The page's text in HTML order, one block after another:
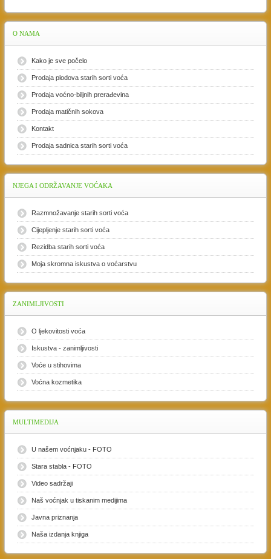
O NAMA
Kako je sve počelo
Prodaja plodova starih sorti voća
Prodaja voćno-biljnih prerađevina
Prodaja matičnih sokova
Kontakt
Prodaja sadnica starih sorti voća
NJEGA I ODRŽAVANJE VOĆAKA
Razmnožavanje starih sorti voća
Cijepljenje starih sorti voća
Rezidba starih sorti voća
Moja skromna iskustva o voćarstvu
ZANIMLJIVOSTI
O ljekovitosti voća
Iskustva - zanimljivosti
Voće u stihovima
Voćna kozmetika
MULTIMEDIJA
U našem voćnjaku - FOTO
Stara stabla - FOTO
Video sadržaji
Naš voćnjak u tiskanim medijima
Javna priznanja
Naša izdanja knjiga